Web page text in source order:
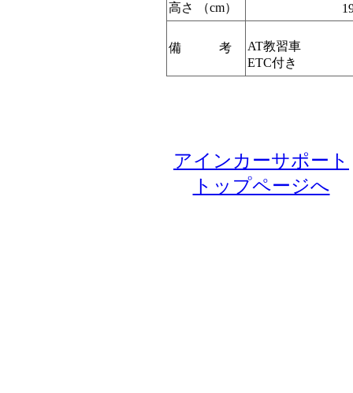
高さ （cm）
備 考
AT教習車
ETC付き
アインカーサポート
トップページへ